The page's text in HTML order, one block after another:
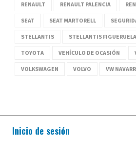
RENAULT RENAULT PALENCIA
SEAT SEAT MARTORELL
STELLANTIS STELLANTIS
TOYOTA VEHÍCULO DE OCASIÓN
VOLKSWAGEN VOLVO VW
Inicio de sesión